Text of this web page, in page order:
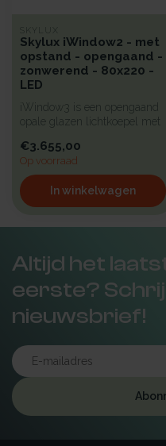
SKYLUX
Skylux iWindow2 - met
opstand - opengaand -
zonwerend - 80x220 -
LED
iWindow3 is een opengaand
opale glazen lichtkoepel met
€3.655,00
Op voorraad
In winkelwagen
Altijd het
eerste?
nieuwsbrief!